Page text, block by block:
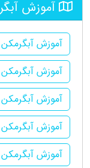
آموزش
آموزش
آموزش
آموزش آبگرمکن
آموزش
آموزش